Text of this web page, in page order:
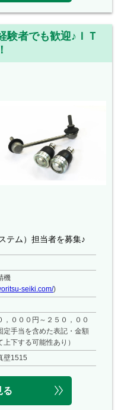
験者でも歓迎♪ＩＴ
テム）担当者を募集♪
機
seiki.com/)
，０００円～２５０，００
定手当を含めた表記・金額
下する可能性あり）
壁1515
る